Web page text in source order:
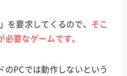
を要求してくるので、 そこ
必要なゲームです。
のPCでは動作しないという